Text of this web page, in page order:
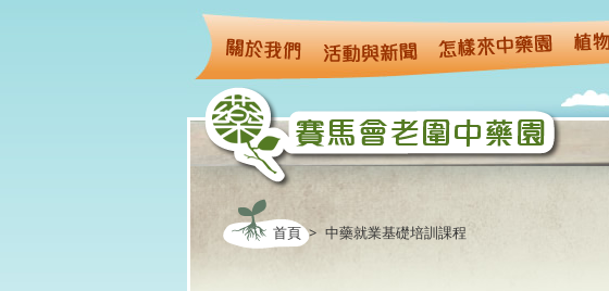
首頁 > 中藥就業基礎培訓課程